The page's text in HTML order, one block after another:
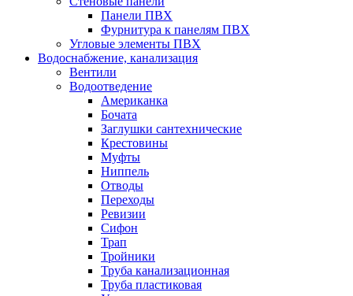
Панели ПВХ
Фурнитура к панелям ПВХ
Угловые элементы ПВХ
Водоснабжение, канализация
Вентили
Водоотведение
Американка
Бочата
Заглушки сантехнические
Крестовины
Муфты
Ниппель
Отводы
Переходы
Ревизии
Сифон
Трап
Тройники
Труба канализационная
Труба пластиковая